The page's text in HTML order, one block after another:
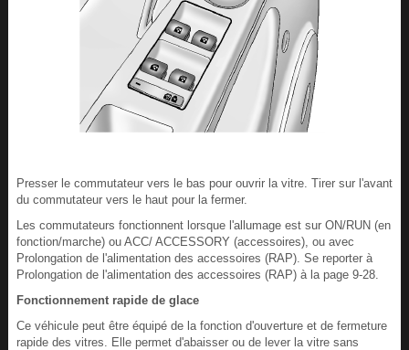
Presser le commutateur vers le bas pour ouvrir la vitre. Tirer sur l'avant
du commutateur vers le haut pour la fermer.
Les commutateurs fonctionnent lorsque l'allumage est sur ON/RUN (en
fonction/marche) ou ACC/ ACCESSORY (accessoires), ou avec
Prolongation de l'alimentation des accessoires (RAP). Se reporter à
Prolongation de l'alimentation des accessoires (RAP) à la page 9-28.
Fonctionnement rapide de glace
Ce véhicule peut être équipé de la fonction d'ouverture et de fermeture
rapide des vitres. Elle permet d'abaisser ou de lever la vitre sans